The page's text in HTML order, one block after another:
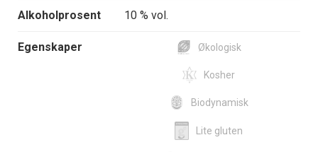
Alkoholprosent 10 % vol.
Egenskaper Økologisk
Kosher
Biodynamisk
Lite gluten